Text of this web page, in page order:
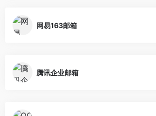
网易163邮箱
腾讯企业邮箱